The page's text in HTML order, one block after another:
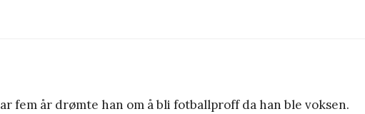
fem år drømte han om å bli fotballproff da han ble voksen.